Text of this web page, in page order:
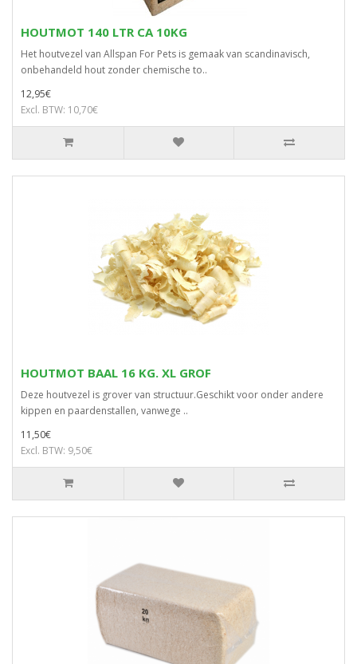
HOUTMOT 140 LTR CA 10KG
Het houtvezel van Allspan For Pets is gemaak van scandinavisch,
onbehandeld hout zonder chemische to..
12,95€
Excl. BTW: 10,70€
HOUTMOT BAAL 16 KG. XL GROF
Deze houtvezel is grover van structuur.Geschikt voor onder andere
kippen en paardenstallen, vanwege ..
11,50€
Excl. BTW: 9,50€